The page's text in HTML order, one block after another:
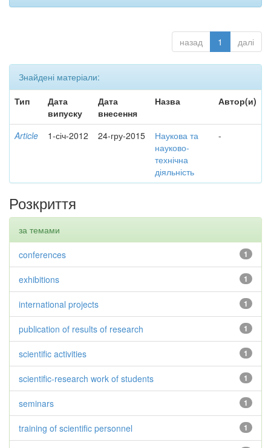
назад 1 далі
Знайдені матеріали:
Тип
Дата
випуску
Дата
внесення
Назва Автор(и)
Article 1-січ-2012 24-гру-2015
Наукова та
науково-
технічна
діяльність
-
Розкриття
за темами
1
conferences
1
exhibitions
1
international projects
1
publication of results of research
1
scientific activities
1
scientific-research work of students
1
seminars
1
training of scientific personnel